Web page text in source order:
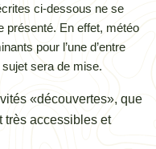
ci-dessous ne se
présenté. En effet, météo
pour l’une d’entre
sera de mise.
«découvertes», que
très accessibles et